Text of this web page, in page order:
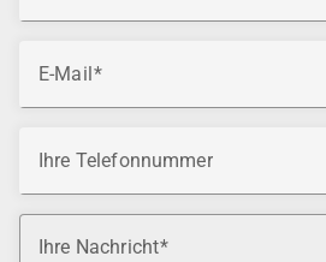
E-Mail
Ihre Telefonnummer
Ihre Nachricht